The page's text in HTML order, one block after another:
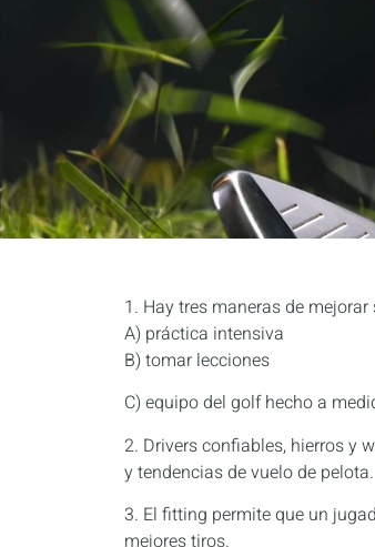
1. Hay tres maneras de mejorar
A) práctica intensiva
B) tomar lecciones
C) equipo del golf hecho a
2. Drivers confiables, hierros y
y tendencias de vuelo de pelota.
3. El fitting permite que un
mejores tiros.